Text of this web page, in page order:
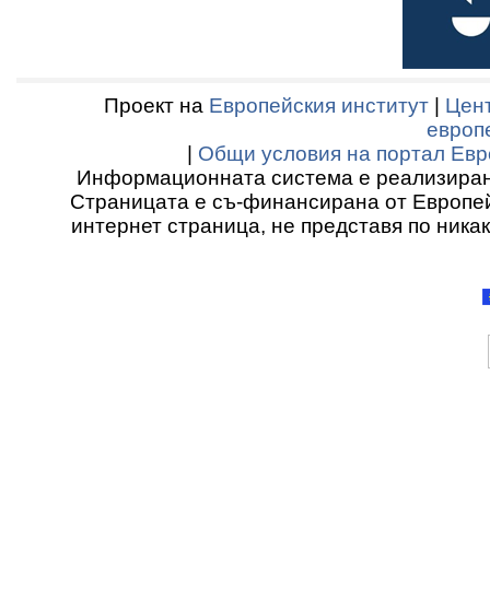
Проект на Европейския институт
Общи условия на портал
Информационната система е
Страницата е съ-финансирана от
интернет страница, не представя по